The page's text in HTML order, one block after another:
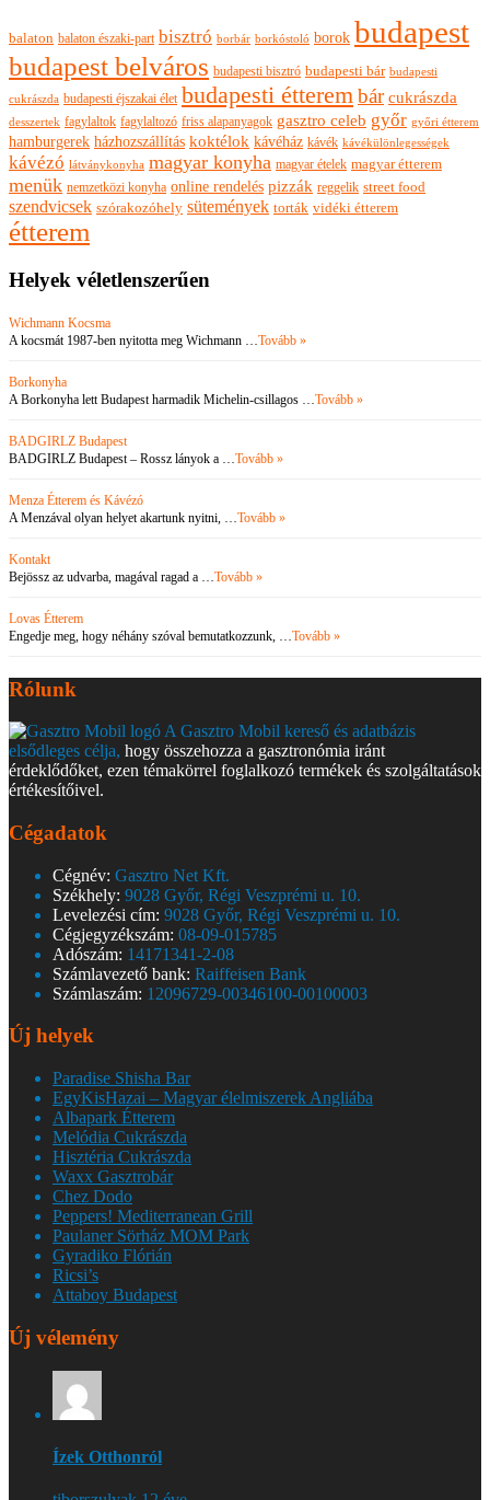
balaton balaton északi-part bisztró borbár borkóstoló borok budapest
budapest belváros budapesti bisztró budapesti bár budapesti
cukrászda budapesti éjszakai élet budapesti étterembár cukrászda
desszertek fagylaltok fagylaltozó friss alapanyagok gasztro celeb győr győri étterem
hamburgerek házhozszállítás koktélok kávéház kávék kávékülönlegességek
kávézó látványkonyha magyar konyha magyar ételek magyar étterem
menük nemzetközi konyha online rendelés pizzák reggelik street food
szendvicsek szórakozóhely sütemények torták vidéki étterem
étterem
Helyek véletlenszerűen
Wichmann Kocsma
A kocsmát 1987-ben nyitotta meg Wichmann …Tovább »
Borkonyha
A Borkonyha lett Budapest harmadik Michelin-csillagos …Tovább »
BADGIRLZ Budapest
BADGIRLZ Budapest – Rossz lányok a …Tovább »
Menza Étterem és Kávézó
A Menzával olyan helyet akartunk nyitni, …Tovább »
Kontakt
Bejössz az udvarba, magával ragad a …Tovább »
Lovas Étterem
Engedje meg, hogy néhány szóval bemutatkozzunk, …Tovább »
Rólunk
A Gasztro Mobil kereső és adatbázis
elsődleges célja, hogy összehozza a gasztronómia iránt
érdeklődőket, ezen témakörrel foglalkozó termékek és szolgáltatások
értékesítőivel.
Cégadatok
Cégnév: Gasztro Net Kft.
Székhely: 9028 Győr, Régi Veszprémi u. 10.
Levelezési cím: 9028 Győr, Régi Veszprémi u. 10.
Cégjegyzékszám: 08-09-015785
Adószám: 14171341-2-08
Számlavezető bank: Raiffeisen Bank
Számlaszám: 12096729-00346100-00100003
Új helyek
Paradise Shisha Bar
EgyKisHazai – Magyar élelmiszerek Angliába
Albapark Étterem
Melódia Cukrászda
Hisztéria Cukrászda
Waxx Gasztrobár
Chez Dodo
Peppers! Mediterranean Grill
Paulaner Sörház MOM Park
Gyradiko Flórián
Ricsi’s
Attaboy Budapest
Új vélemény
Ízek Otthonról